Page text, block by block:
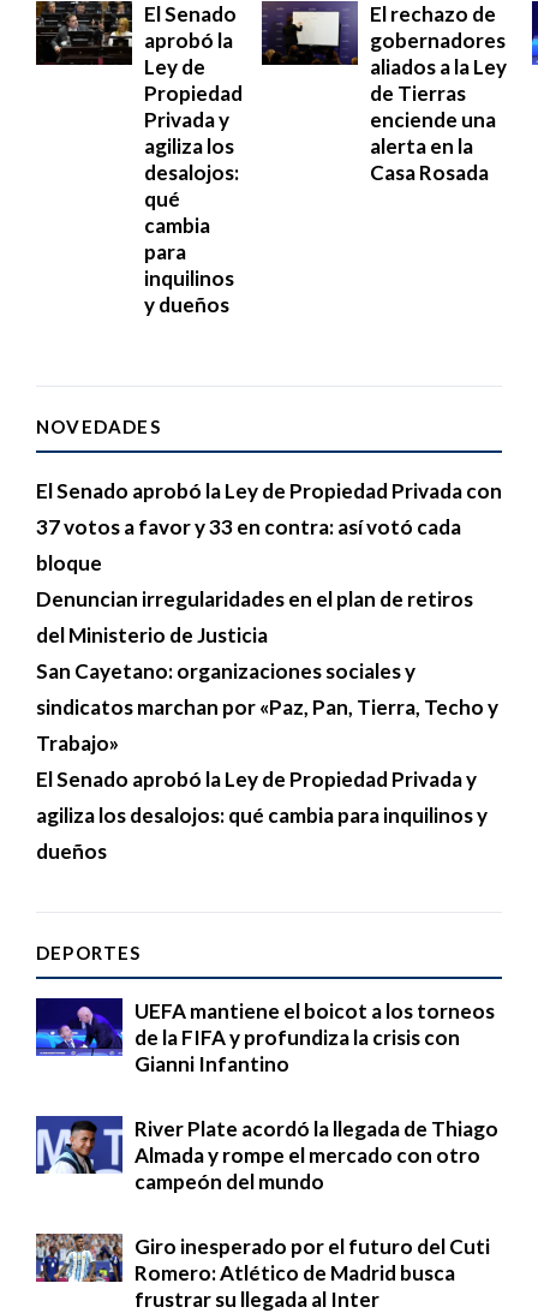
El Senado
aprobó la
Ley de
Propiedad
Privada y
agiliza los
desalojos:
qué
cambia
para
inquilinos
y dueños
El rechazo de
gobernadores
aliados a la Ley
de Tierras
enciende una
alerta en la
Casa Rosada
NOVEDADES
El Senado aprobó la Ley de Propiedad Privada con
37 votos a favor y 33 en contra: así votó cada
bloque
Denuncian irregularidades en el plan de retiros
del Ministerio de Justicia
San Cayetano: organizaciones sociales y
sindicatos marchan por «Paz, Pan, Tierra, Techo y
Trabajo»
El Senado aprobó la Ley de Propiedad Privada y
agiliza los desalojos: qué cambia para inquilinos y
dueños
DEPORTES
UEFA mantiene el boicot a los torneos
de la FIFA y profundiza la crisis con
Gianni Infantino
River Plate acordó la llegada de Thiago
Almada y rompe el mercado con otro
campeón del mundo
Giro inesperado por el futuro del Cuti
Romero: Atlético de Madrid busca
frustrar su llegada al Inter